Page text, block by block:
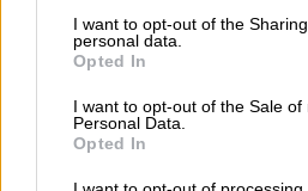
not limited to your visit or usage
grant or deny consent to Google
use your data for below specified
consent section.
I want to opt-out of the
personal data.
Opted In
I want to opt-out of the Sale of
Personal Data.
Opted In
εκατομμύρια,
τη διαβούλευση με τον
Στη συνέχεια,
κινηματογραφική
στην πρωτοβουλία